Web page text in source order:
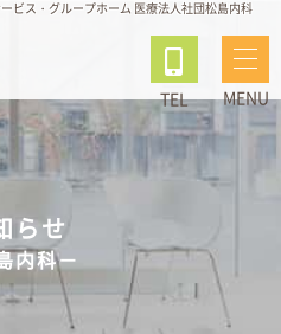
ビス・グループホーム 医療法人社団松島内科
らせ
内科－
MENU
TEL